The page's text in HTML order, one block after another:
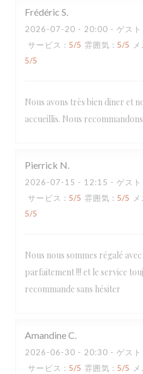
Frédéric S
2026-07-20 - 20:00 - ゲス
サービス : 5/5 雰囲気 : 5/5
5/5
Nous avons très bien diner et
accueillis. Nous
Pierrick N
2026-07-15 - 12:15 - ゲス
サービス : 5/5 雰囲気 : 5/5
5/5
Nous nous sommes régalé
parfaitement !!! et le service
recommande sans hésiter
AmandineC
2026-06-30 - 20:30 - ゲスト
サービス : 5/5 雰囲気 : 5/5